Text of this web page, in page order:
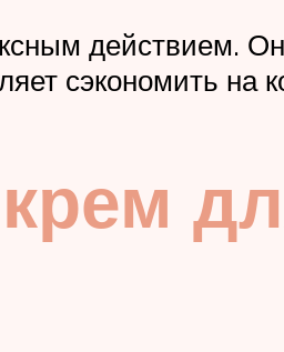
действием.
сэкономить на